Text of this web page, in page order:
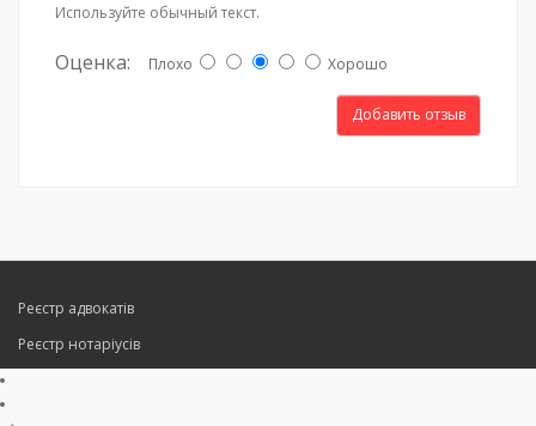
Используйте обычный текст.
Оценка: Плохо Хорошо
Добавить отзыв
Реєстр адвокатів
Реєстр нотаріусів